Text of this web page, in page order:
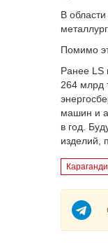
В
Помимо
Ранее LS
264 млрд
машин и
в год.
изделий,